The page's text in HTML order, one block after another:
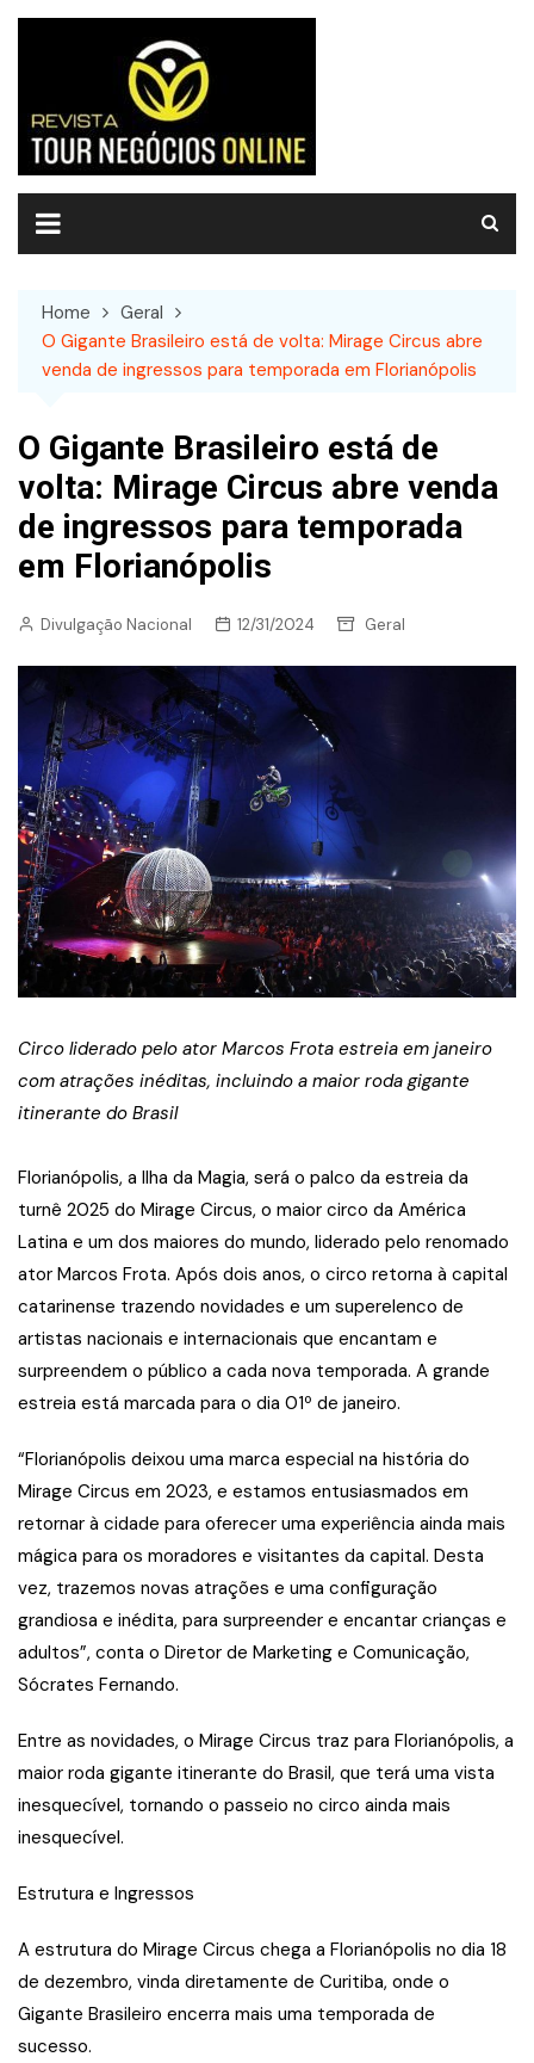
Skip
Home
Geral
O Gigante Brasileiro está de volta: Mirage Circus abre
venda de ingressos para temporada em Florianópolis
O Gigante Brasileiro está de
volta: Mirage Circus abre venda
de ingressos para temporada
em Florianópolis
Divulgação Nacional 12/31/2024 Geral
Circo liderado pelo ator Marcos Frota estreia em janeiro
com atrações inéditas, incluindo a maior roda gigante
itinerante do Brasil
Florianópolis, a Ilha da Magia, será o palco da estreia da
turnê 2025 do Mirage Circus, o maior circo da América
Latina e um dos maiores do mundo, liderado pelo renomado
ator Marcos Frota. Após dois anos, o circo retorna à capital
catarinense trazendo novidades e um superelenco de
artistas nacionais e internacionais que encantam e
surpreendem o público a cada nova temporada. A grande
estreia está marcada para o dia 01º de janeiro.
“Florianópolis deixou uma marca especial na história do
Mirage Circus em 2023, e estamos entusiasmados em
retornar à cidade para oferecer uma experiência ainda mais
mágica para os moradores e visitantes da capital. Desta
vez, trazemos novas atrações e uma configuração
grandiosa e inédita, para surpreender e encantar crianças e
adultos”, conta o Diretor de Marketing e Comunicação,
Sócrates Fernando.
Entre as novidades, o Mirage Circus traz para Florianópolis, a
maior roda gigante itinerante do Brasil, que terá uma vista
inesquecível, tornando o passeio no circo ainda mais
inesquecível.
Estrutura e Ingressos
A estrutura do Mirage Circus chega a Florianópolis no dia 18
de dezembro, vinda diretamente de Curitiba, onde o
Gigante Brasileiro encerra mais uma temporada de
sucesso.